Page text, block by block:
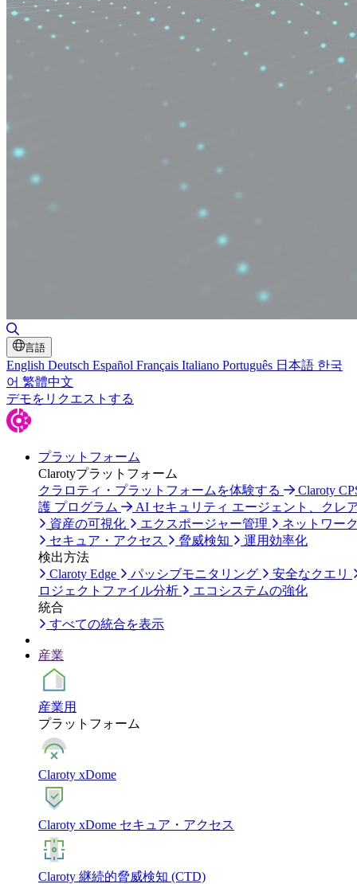
言語
English Deutsch Español Français Italiano Português 日本語 한국
어 繁體中文
デモをリクエストする
プラットフォーム
Clarotyプラットフォーム
クラロティ・プラットフォームを体験する
Claroty
護 プログラム
AI セキュリティ エージェント、クレ
資産の可視化
エクスポージャー管理
ネットワー
セキュア・アクセス
脅威検知
運用効率化
検出方法
Claroty Edge
パッシブモニタリング
安全なクエリ
ロジェクトファイル分析
エコシステムの強化
統合
すべての統合を表示
産業
産業用
プラットフォーム
Claroty xDome
Claroty xDome セキュア・アクセス
Claroty 継続的脅威検知 (CTD)